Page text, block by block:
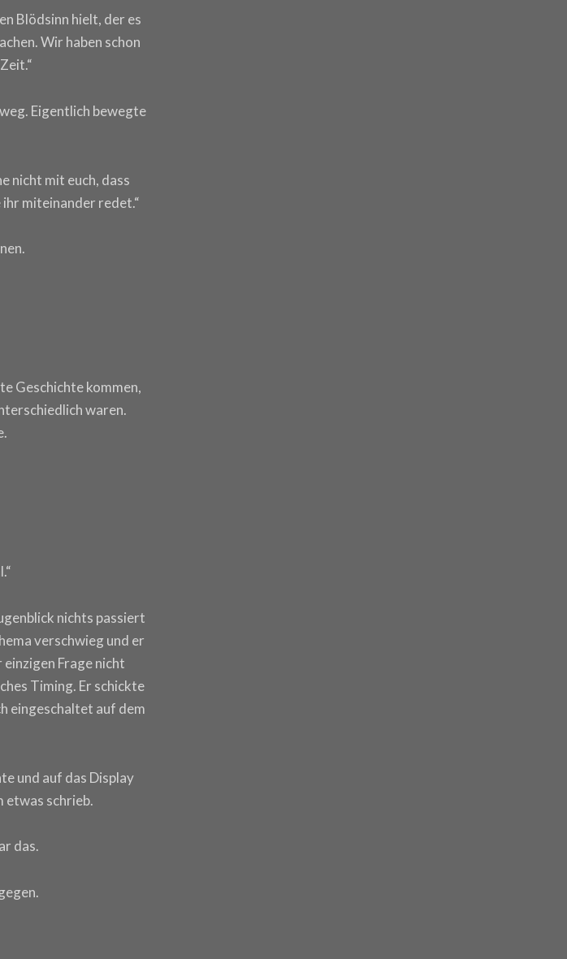
Blödsinn hielt, der es
Wir haben schon
Eigentlich bewegte
nicht mit euch, dass
miteinander redet.“
Geschichte kommen,
waren.
nichts passiert
verschwieg und er
Frage nicht
Timing. Er schickte
eingeschaltet auf dem
und auf das Display
etwas schrieb.
das.